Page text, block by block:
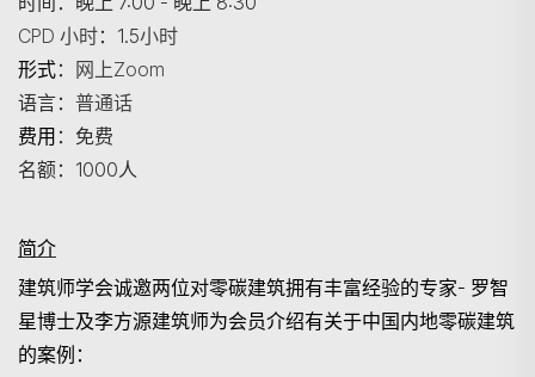
CPD 小时：1.5小时
形式： 网上Zoom
语言： 普通话
费用 ：免费
名额：1000人
简介
建筑师学会诚邀两位对零碳建筑拥有丰富经验的专家- 罗智
星博士及李方源建筑师为会员介绍有关于中国内地零碳建筑
的案例：